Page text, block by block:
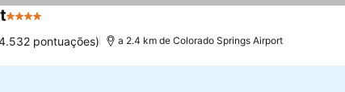
4 Estrelas
pontuações) a 2.4 km de Colorado Springs Airport